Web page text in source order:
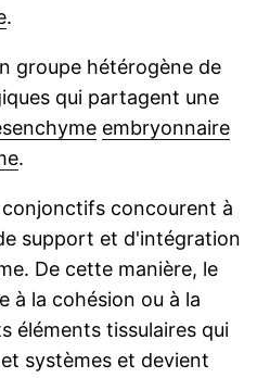
.
groupe hétérogène de
qui partagent une
embryonnaire
.
concourent à
support et d'intégration
De cette manière, le
à la cohésion ou à la
éléments tissulaires qui
systèmes et devient